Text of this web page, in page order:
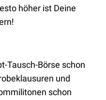
höher ist Deine
Tausch-Börse schon
und
schon